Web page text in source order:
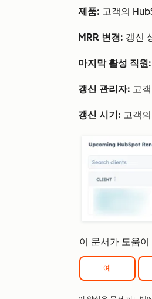
제품: 고객의
MRR 변경: 갱신
마지막 활성 직원:
갱신 관리자: 고
갱신 시기: 고객
이 문서가 도움
예